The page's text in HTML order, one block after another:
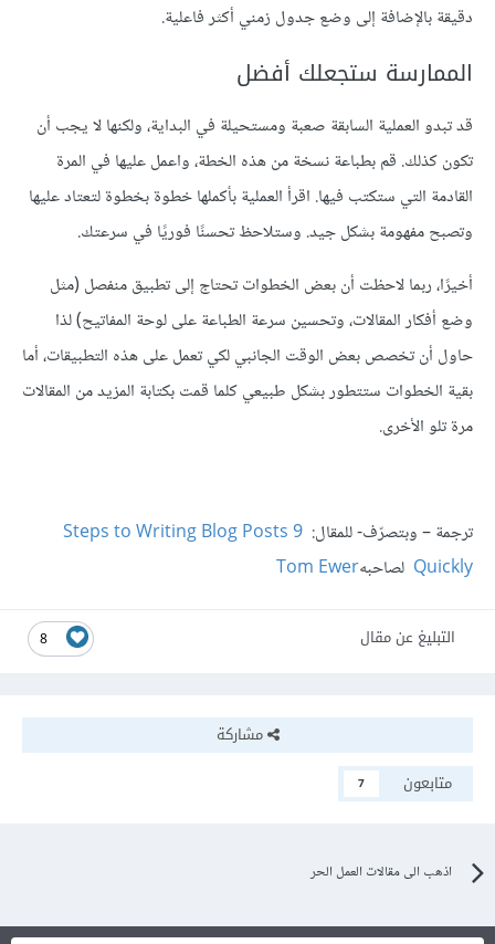
دقيقة بالإضافة إلى وضع جدول زمني أكثر فاعلية.
الممارسة ستجعلك أفضل
قد تبدو العملية السابقة صعبة ومستحيلة في البداية، ولكنها لا يجب أن
تكون كذلك. قم بطباعة نسخة من هذه الخطة، واعمل عليها في المرة
القادمة التي ستكتب فيها. اقرأ العملية بأكملها خطوة بخطوة لتعتاد عليها
وتصبح مفهومة بشكل جيد. وستلاحظ تحسنًا فوريًا في سرعتك.
أخيرًا، ربما لاحظت أن بعض الخطوات تحتاج إلى تطبيق منفصل (مثل
وضع أفكار المقالات، وتحسين سرعة الطباعة على لوحة المفاتيح) لذا
حاول أن تخصص بعض الوقت الجانبي لكي تعمل على هذه التطبيقات، أما
بقية الخطوات ستتطور بشكل طبيعي كلما قمت بكتابة المزيد من المقالات
مرة تلو الأخرى.
ترجمة – وبتصرّف- للمقال:
9 Steps to Writing Blog Posts
Quickly لصاحبهTom Ewer
8 التبليغ عن مقال
مشاركة
متابعون
7
اذهب الى مقالات العمل الحر